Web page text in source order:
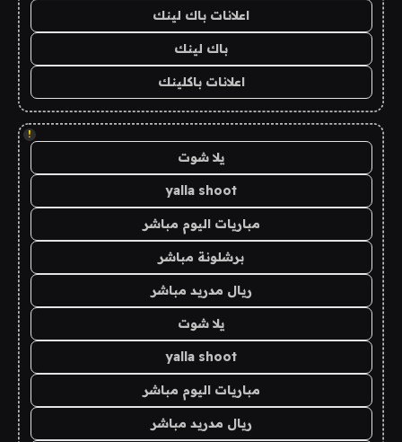
اعلانات باك لينك
باك لينك
اعلانات باكلينك
!
يلا شوت
yalla shoot
مباريات اليوم مباشر
برشلونة مباشر
ريال مدريد مباشر
يلا شوت
yalla shoot
مباريات اليوم مباشر
ريال مدريد مباشر